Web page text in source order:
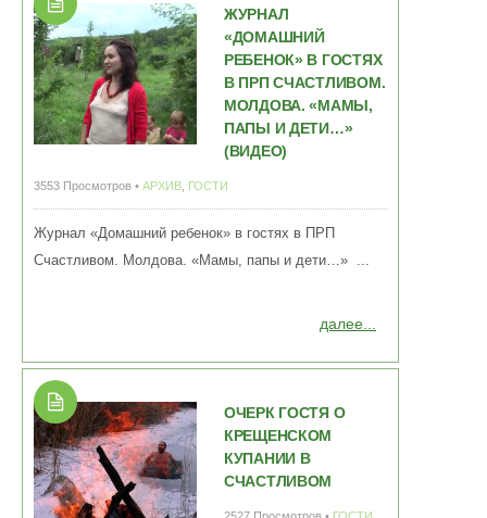
ЖУРНАЛ
«ДОМАШНИЙ
РЕБЕНОК» В ГОСТЯХ
В ПРП СЧАСТЛИВОМ.
МОЛДОВА. «МАМЫ,
ПАПЫ И ДЕТИ…»
(ВИДЕО)
3553 Просмотров • АРХИВ ГОСТИ
далее...
Журнал «Домашний ребенок» в гостях в ПРП
Счастливом. Молдова. «Мамы, папы и дети…» ...
ОЧЕРК ГОСТЯ О
КРЕЩЕНСКОМ
КУПАНИИ В
СЧАСТЛИВОМ